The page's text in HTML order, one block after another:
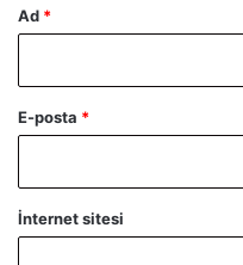
Ad *
E-posta *
İnternet sitesi